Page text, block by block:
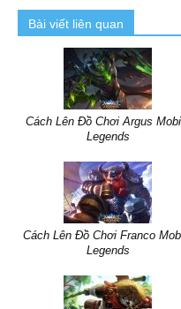
Bài viết liên quan
Cách Lên Đồ Chơi Argus
Legends
Cách Lên Đồ Chơi Franco
Legends